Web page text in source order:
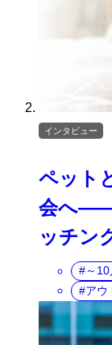
ペット
会へ
ッチン
インタビュー
～
アウ